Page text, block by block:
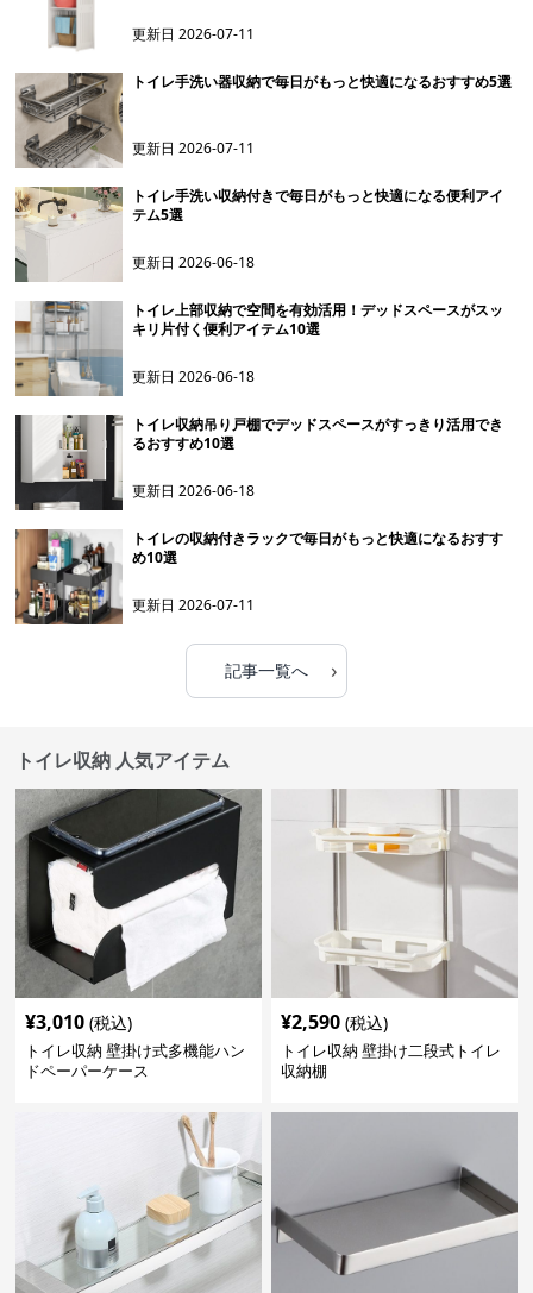
更新日2026-07-11
トイレ手洗い器収納で毎日がもっと快適になるおすすめ5選
更新日2026-07-11
トイレ手洗い収納付きで毎日がもっと快適になる便利アイ
テム5選
更新日2026-06-18
トイレ上部収納で空間を有効活用！デッドスペースがスッ
キリ片付く便利アイテム10選
更新日2026-06-18
トイレ収納吊り戸棚でデッドスペースがすっきり活用でき
るおすすめ10選
更新日2026-06-18
トイレの収納付きラックで毎日がもっと快適になるおすす
め10選
更新日2026-07-11
記事一覧へ ›
トイレ収納 人気アイテム
¥3,010 (税込)
トイレ収納 壁掛け式多機能ハン
ドペーパーケース
¥2,590 (税込)
トイレ収納 壁掛け二段式トイレ
収納棚